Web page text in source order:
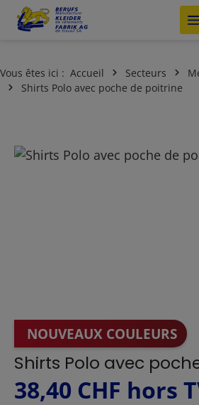
Passer au contenu principal
Vous êtes ici : Accueil Secteurs
Shirts Polo avec poche de poitrine
Ignorer la galerie d'images
NOUVEAUX COULEURS
Shirts Polo avec
38,40 CHF hors